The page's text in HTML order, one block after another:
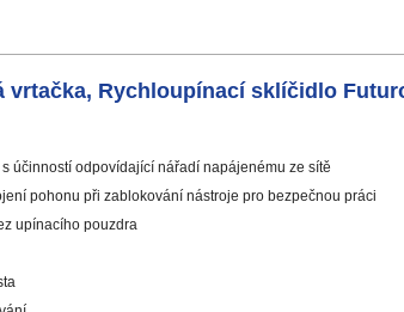
vrtačka, Rychloupínací sklíčidlo
účinností odpovídající nářadí napájenému ze sítě
pohonu při zablokování nástroje pro bezpečnou práci
upínacího pouzdra